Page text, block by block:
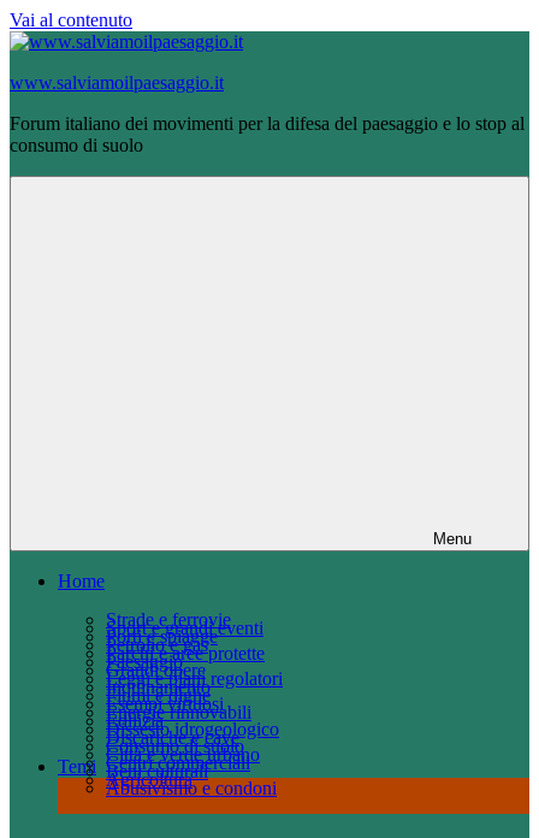
Vai al contenuto
www.salviamoilpaesaggio.it
Forum italiano dei movimenti per la difesa del paesaggio e lo stop al
consumo di suolo
Menu
Home
Temi
Abusivismo e condoni
Agricoltura
Beni culturali
Centri commerciali
Città e verde urbano
Consumo di suolo
Discariche e cave
Dissesto idrogeologico
Edilizia
Energie rinnovabili
Esempi virtuosi
Fiumi e dighe
Inquinamento
Leggi e piani regolatori
Grandi opere
Paesaggio
Parchi e aree protette
Petrolio e gas
Porti e spiagge
Sport e grandi eventi
Strade e ferrovie